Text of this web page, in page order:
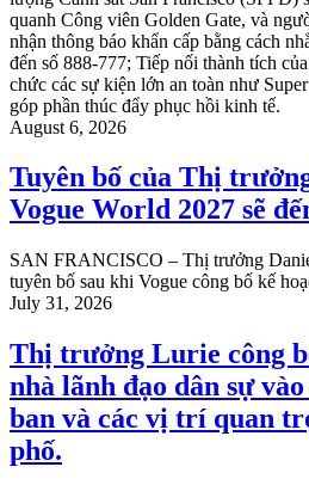
quanh Công viên Golden Gate, và
nhận thông báo khẩn cấp bằng cách
đến số 888-777; Tiếp nối thành tích
chức các sự kiện lớn an toàn như
góp phần thúc đẩy phục hồi kinh tế.
August 6, 2026
Tuyên bố của Thị
Vogue World 2027 sẽ
SAN FRANCISCO – Thị trưởng
tuyên bố sau khi Vogue công bố kế
July 31, 2026
Thị trưởng Lurie công
nhà lãnh đạo dân sự
ban và các vị trí quan
phố.